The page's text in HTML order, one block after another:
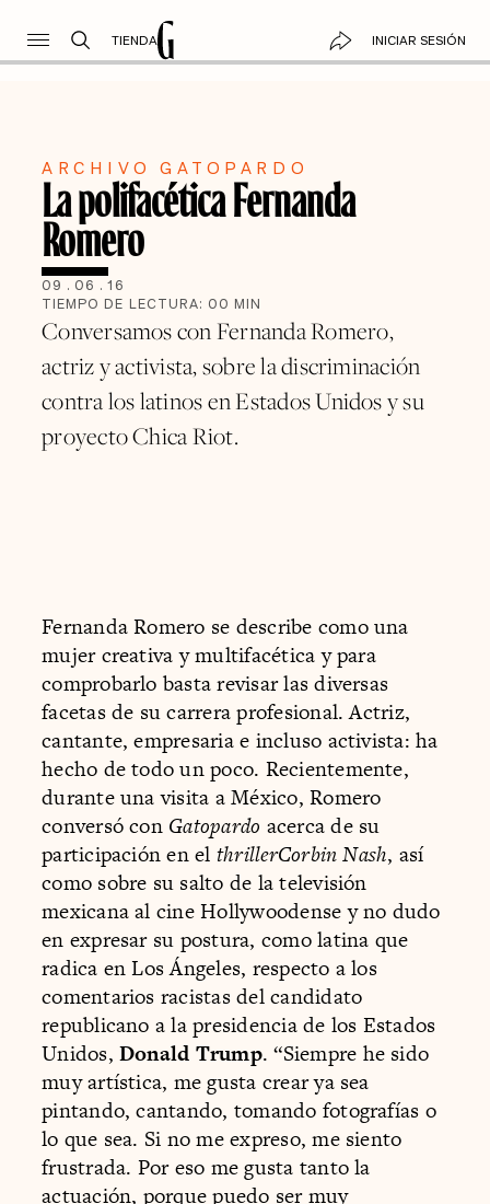
TIENDA INICIAR SESIÓN
ARCHIVO GATOPARDO
La polifacética Fernanda
Romero
09 . 06 . 16
TIEMPO DE LECTURA: 00 MIN
Conversamos con Fernanda Romero,
actriz y activista, sobre la discriminación
contra los latinos en Estados Unidos y su
proyecto Chica Riot.
Fernanda Romero se describe como una
mujer creativa y multifacética y para
comprobarlo basta revisar las diversas
facetas de su carrera profesional. Actriz,
cantante, empresaria e incluso activista: ha
hecho de todo un poco. Recientemente,
durante una visita a México, Romero
conversó con Gatopardo acerca de su
participación en el thrillerCorbin Nash, así
como sobre su salto de la televisión
mexicana al cine Hollywoodense y no dudo
en expresar su postura, como latina que
radica en Los Ángeles, respecto a los
comentarios racistas del candidato
republicano a la presidencia de los Estados
Unidos, Donald Trump. “Siempre he sido
muy artística, me gusta crear ya sea
pintando, cantando, tomando fotografías o
lo que sea. Si no me expreso, me siento
frustrada. Por eso me gusta tanto la
actuación, porque puedo ser muy